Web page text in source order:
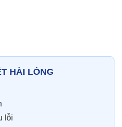
HÀI LÒNG
lỗi